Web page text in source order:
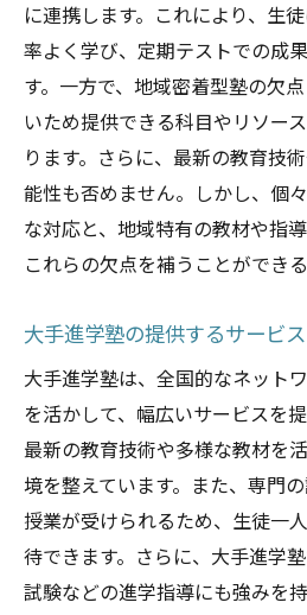
に連携します。これにより、生
率よく学び、定期テストでの成
す。一方で、地域密着型塾の欠
いため提供できる科目やリソー
ります。さらに、最新の教育技
能性も否めません。しかし、個
な対応と、地域特有の教材や指
これらの欠点を補うことができ
大手進学塾の提供するサービ
大手進学塾は、全国的なネット
を活かして、幅広いサービスを
最新の教育技術や多様な教材を
境を整えています。また、専門
授業が受けられるため、生徒一
待できます。さらに、大手進学
試験などの進学指導にも強みを